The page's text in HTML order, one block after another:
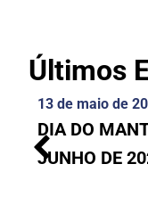
Últimos
13 de maio de
DIA DO
JUNHO DE